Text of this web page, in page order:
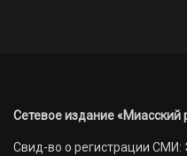
Сетевое издание «Миасский
Свид-во о регистрации